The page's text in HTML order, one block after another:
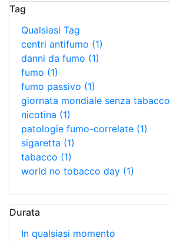
Tag
Qualsiasi Tag
centri antifumo (1)
danni da fumo (1)
fumo (1)
fumo passivo (1)
giornata mondiale senza tabacco
nicotina (1)
patologie fumo-correlate (1)
sigaretta (1)
tabacco (1)
world no tobacco day (1)
Durata
In qualsiasi momento